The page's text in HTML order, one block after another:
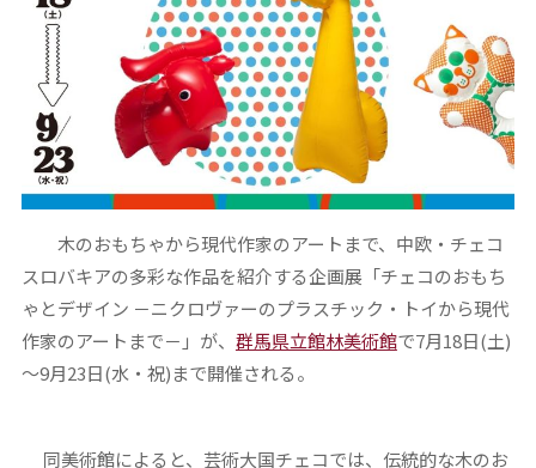
木のおもちゃから現代作家のアートまで、中欧・チェコ
スロバキアの多彩な作品を紹介する企画展「チェコのおもち
ゃとデザイン －ニクロヴァーのプラスチック・トイから現代
作家のアートまで－」が、 群馬県立館林美術館で7月18日(土)
～9月23日(水・祝)まで開催される。
同美術館によると、芸術大国チェコでは、伝統的な木のお